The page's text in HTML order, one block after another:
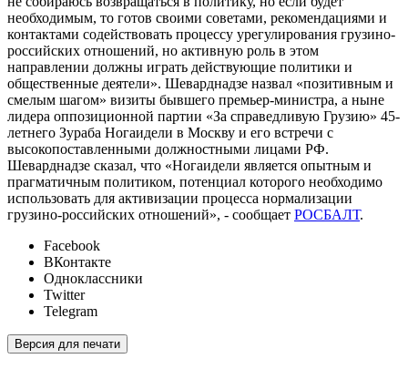
необходимым, то готов своими советами, рекомендациями и
контактами содействовать процессу урегулирования грузино-
российских отношений, но активную роль в этом
направлении должны играть действующие политики и
общественные деятели». Шеварднадзе назвал «позитивным и
смелым шагом» визиты бывшего премьер-министра, а ныне
лидера оппозиционной партии «За справедливую Грузию» 45-
летнего Зураба Ногаидели в Москву и его встречи с
высокопоставленными должностными лицами РФ.
Шеварднадзе сказал, что «Ногаидели является опытным и
прагматичным политиком, потенциал которого необходимо
использовать для активизации процесса нормализации
грузино-российских отношений», - сообщает РОСБАЛТ.
Facebook
ВКонтакте
Одноклассники
Twitter
Telegram
Версия для печати